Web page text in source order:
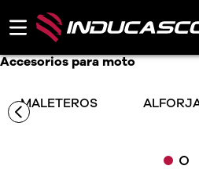
Accesorios para moto
MALETEROS